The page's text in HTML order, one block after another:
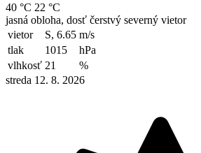
40 °C 22 °C
jasná obloha, dosť čerstvý severný vietor
vietor
S, 6.65 m/s
tlak
1015
hPa
vlhkosť 21
%
streda 12. 8. 2026